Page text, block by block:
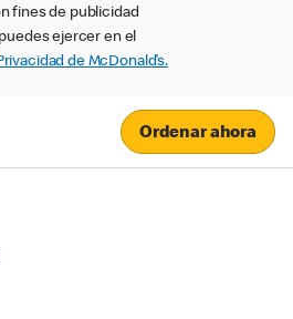
fines de publicidad
ejercer en el
de McDonald’s.
Ordenar ahora